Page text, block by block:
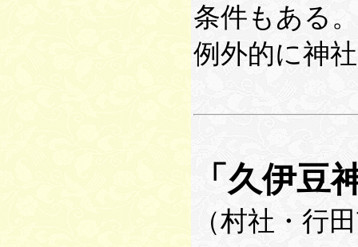
条件もある
例外的に神
「久伊豆
（村社・行